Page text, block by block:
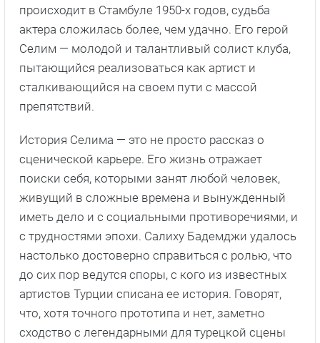
происходит в Стамбуле 1950-х годов, судьба
актера сложилась более, чем удачно. Его герой
Селим — молодой и талантливый солист клуба,
пытающийся реализоваться как артист и
сталкивающийся на своем пути с массой
препятствий.
История Селима — это не просто рассказ о
сценической карьере. Его жизнь отражает
поиски себя, которыми занят любой человек,
живущий в сложные времена и вынужденный
иметь дело и с социальными противоречиями, и
с трудностями эпохи. Салиху Бадемджи удалось
настолько достоверно справиться с ролью, что
до сих пор ведутся споры, с кого из известных
артистов Турции списана ее история. Говорят,
что, хотя точного прототипа и нет, заметно
сходство с легендарными для турецкой сцены